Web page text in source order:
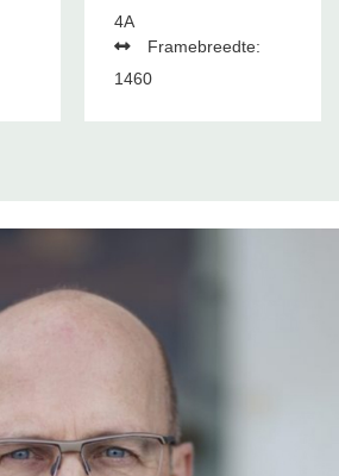
4A
Framebreedte:
1460